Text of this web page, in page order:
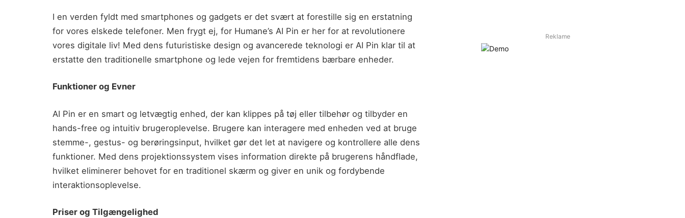
I en verden fyldt med smartphones og gadgets er det svært at forestille sig en erstatning
for vores elskede telefoner. Men frygt ej, for Humane’s AI Pin er her for at revolutionere
vores digitale liv! Med dens futuristiske design og avancerede teknologi er AI Pin klar til at
erstatte den traditionelle smartphone og lede vejen for fremtidens bærbare enheder.
Funktioner og Evner
AI Pin er en smart og letvægtig enhed, der kan klippes på tøj eller tilbehør og tilbyder en
hands-free og intuitiv brugeroplevelse. Brugere kan interagere med enheden ved at bruge
stemme-, gestus- og berøringsinput, hvilket gør det let at navigere og kontrollere alle dens
funktioner. Med dens projektionssystem vises information direkte på brugerens håndflade,
hvilket eliminerer behovet for en traditionel skærm og giver en unik og fordybende
interaktionsoplevelse.
Priser og Tilgængelighed
Reklame